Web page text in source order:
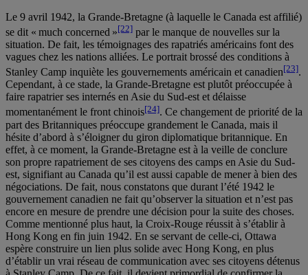
Le 9 avril 1942, la Grande-Bretagne (à laquelle le Canada est affilié)
se dit « much concerned »[22] par le manque de nouvelles sur la
situation. De fait, les témoignages des rapatriés américains font des
vagues chez les nations alliées. Le portrait brossé des conditions à
Stanley Camp inquiète les gouvernements américain et canadien[23].
Cependant, à ce stade, la Grande-Bretagne est plutôt préoccupée à
faire rapatrier ses internés en Asie du Sud-est et délaisse
momentanément le front chinois[24]. Ce changement de priorité de la
part des Britanniques préoccupe grandement le Canada, mais il
hésite d’abord à s’éloigner du giron diplomatique britannique. En
effet, à ce moment, la Grande-Bretagne est à la veille de conclure
son propre rapatriement de ses citoyens des camps en Asie du Sud-
est, signifiant au Canada qu’il est aussi capable de mener à bien des
négociations. De fait, nous constatons que durant l’été 1942 le
gouvernement canadien ne fait qu’observer la situation et n’est pas
encore en mesure de prendre une décision pour la suite des choses.
Comme mentionné plus haut, la Croix-Rouge réussit à s’établir à
Hong Kong en fin juin 1942. En se servant de celle-ci, Ottawa
espère construire un lien plus solide avec Hong Kong, en plus
d’établir un vrai réseau de communication avec ses citoyens détenus